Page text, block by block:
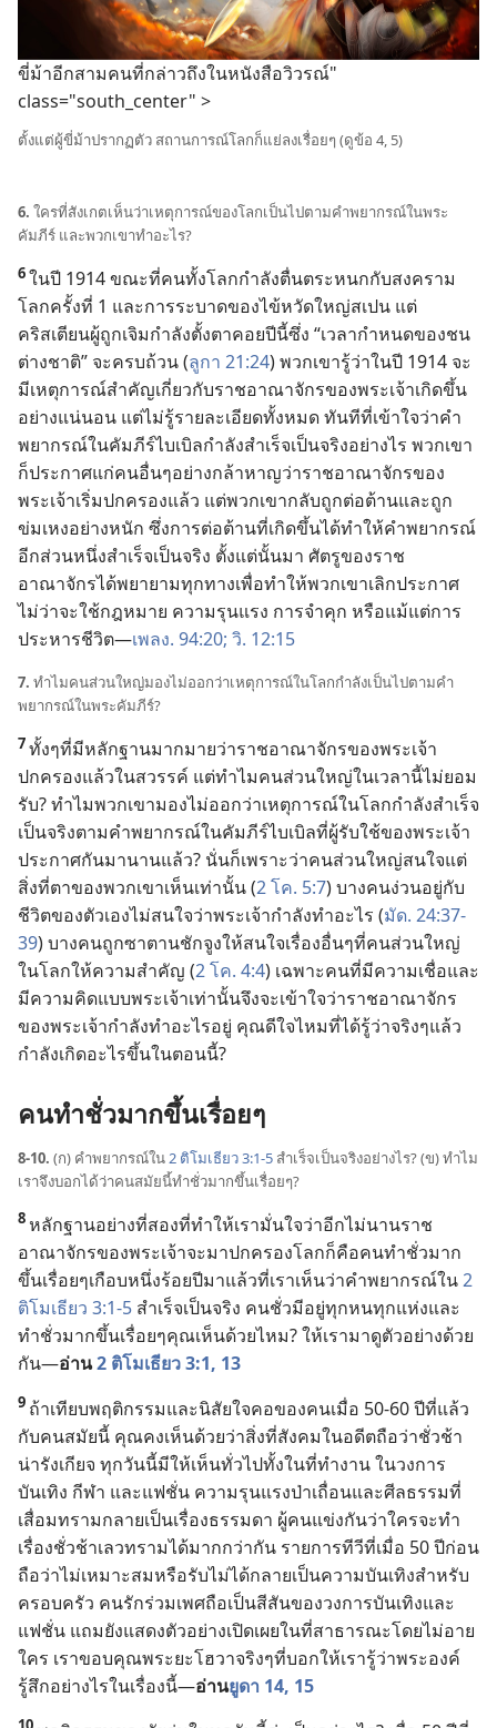
ขี่ม้าอีกสามคนที่กล่าวถึงในหนังสือวิวรณ์"
class="south_center" >
ตั้งแต่ผู้ขี่ม้าปรากฏตัว สถานการณ์โลกก็แย่ลงเรื่อยๆ (ดูข้อ 4, 5)
6. ใครที่สังเกตเห็นว่าเหตุการณ์ของโลกเป็นไปตามคำพยากรณ์ในพระ
คัมภีร์ และพวกเขาทำอะไร?
6ในปี 1914 ขณะที่คนทั้งโลกกำลังตื่นตระหนกกับสงคราม
โลกครั้งที่ 1 และการระบาดของไข้หวัดใหญ่สเปน แต่
คริสเตียนผู้ถูกเจิมกำลังตั้งตาคอยปีนี้ซึ่ง “เวลากำหนดของชน
ต่างชาติ” จะครบถ้วน (ลูกา 21:24) พวกเขารู้ว่าในปี 1914 จะ
มีเหตุการณ์สำคัญเกี่ยวกับราชอาณาจักรของพระเจ้าเกิดขึ้น
อย่างแน่นอน แต่ไม่รู้รายละเอียดทั้งหมด ทันทีที่เข้าใจว่าคำ
พยากรณ์ในคัมภีร์ไบเบิลกำลังสำเร็จเป็นจริงอย่างไร พวกเขา
ก็ประกาศแก่คนอื่นๆอย่างกล้าหาญว่าราชอาณาจักรของ
พระเจ้าเริ่มปกครองแล้ว แต่พวกเขากลับถูกต่อต้านและถูก
ข่มเหงอย่างหนัก ซึ่งการต่อต้านที่เกิดขึ้นได้ทำให้คำพยากรณ์
อีกส่วนหนึ่งสำเร็จเป็นจริง ตั้งแต่นั้นมา ศัตรูของราช
อาณาจักรได้พยายามทุกทางเพื่อทำให้พวกเขาเลิกประกาศ
ไม่ว่าจะใช้กฎหมาย ความรุนแรง การจำคุก หรือแม้แต่การ
ประหารชีวิต—เพลง. 94:20; วิ. 12:15
7. ทำไมคนส่วนใหญ่มองไม่ออกว่าเหตุการณ์ในโลกกำลังเป็นไปตามคำ
พยากรณ์ในพระคัมภีร์?
7ทั้งๆที่มีหลักฐานมากมายว่าราชอาณาจักรของพระเจ้า
ปกครองแล้วในสวรรค์ แต่ทำไมคนส่วนใหญ่ในเวลานี้ไม่ยอม
รับ? ทำไมพวกเขามองไม่ออกว่าเหตุการณ์ในโลกกำลังสำเร็จ
เป็นจริงตามคำพยากรณ์ในคัมภีร์ไบเบิลที่ผู้รับใช้ของพระเจ้า
ประกาศกันมานานแล้ว? นั่นก็เพราะว่าคนส่วนใหญ่สนใจแต่
สิ่งที่ตาของพวกเขาเห็นเท่านั้น (2 โค. 5:7) บางคนง่วนอยู่กับ
ชีวิตของตัวเองไม่สนใจว่าพระเจ้ากำลังทำอะไร (มัด. 24:37-
39) บางคนถูกซาตานชักจูงให้สนใจเรื่องอื่นๆที่คนส่วนใหญ่
ในโลกให้ความสำคัญ (2 โค. 4:4) เฉพาะคนที่มีความเชื่อและ
มีความคิดแบบพระเจ้าเท่านั้นจึงจะเข้าใจว่าราชอาณาจักร
ของพระเจ้ากำลังทำอะไรอยู่ คุณดีใจไหมที่ได้รู้ว่าจริงๆแล้ว
กำลังเกิดอะไรขึ้นในตอนนี้?
คนทำชั่วมากขึ้นเรื่อยๆ
8-10. (ก) คำพยากรณ์ใน2 ติโมเธียว 3:1-5 สำเร็จเป็นจริงอย่างไร? (ข) ทำไม
เราจึงบอกได้ว่าคนสมัยนี้ทำชั่วมากขึ้นเรื่อยๆ?
8หลักฐานอย่างที่สองที่ทำให้เรามั่นใจว่าอีกไม่นานราช
อาณาจักรของพระเจ้าจะมาปกครองโลกก็คือคนทำชั่วมาก
ขึ้นเรื่อยๆเกือบหนึ่งร้อยปีมาแล้วที่เราเห็นว่าคำพยากรณ์ใน2
ติโมเธียว 3:1-5 สำเร็จเป็นจริง คนชั่วมีอยู่ทุกหนทุกแห่งและ
ทำชั่วมากขึ้นเรื่อยๆคุณเห็นด้วยไหม? ให้เรามาดูตัวอย่างด้วย
กัน—อ่าน2 ติโมเธียว 3:1, 13
9 ถ้าเทียบพฤติกรรมและนิสัยใจคอของคนเมื่อ 50-60 ปีที่แล้ว
กับคนสมัยนี้ คุณคงเห็นด้วยว่าสิ่งที่สังคมในอดีตถือว่าชั่วช้า
น่ารังเกียจ ทุกวันนี้มีให้เห็นทั่วไปทั้งในที่ทำงาน ในวงการ
บันเทิง กีฬา และแฟชั่น ความรุนแรงป่าเถื่อนและศีลธรรมที่
เสื่อมทรามกลายเป็นเรื่องธรรมดา ผู้คนแข่งกันว่าใครจะทำ
เรื่องชั่วช้าเลวทรามได้มากกว่ากัน รายการทีวีที่เมื่อ 50 ปีก่อน
ถือว่าไม่เหมาะสมหรือรับไม่ได้กลายเป็นความบันเทิงสำหรับ
ครอบครัว คนรักร่วมเพศถือเป็นสีสันของวงการบันเทิงและ
แฟชั่น แถมยังแสดงตัวอย่างเปิดเผยในที่สาธารณะโดยไม่อาย
ใคร เราขอบคุณพระยะโฮวาจริงๆที่บอกให้เรารู้ว่าพระองค์
รู้สึกอย่างไรในเรื่องนี้—อ่านยูดา 14, 15